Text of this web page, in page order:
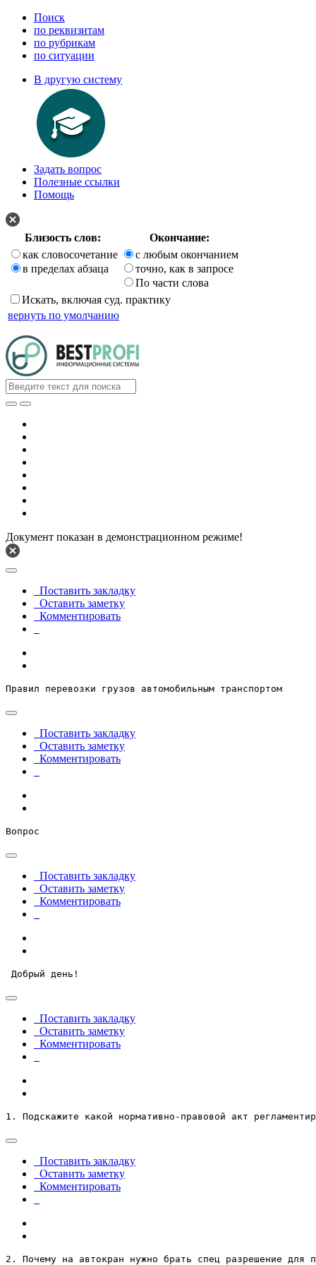
Поиск
по реквизитам
по рубрикам
по ситуации
В другую систему
Задать вопрос
Полезные ссылки
Помощь
Близость слов:
Окончание:
как словосочетание
в пределах абзаца
с любым окончанием
точно, как в запросе
По части слова
Искать, включая суд. практику
вернуть по умолчанию
Документ показан в демонстрационном режиме!
Поставить закладку
Оставить заметку
Комментировать
Правил перевозки грузов автомобильным транспортом
Поставить закладку
Оставить заметку
Комментировать
Вопрос
Поставить закладку
Оставить заметку
Комментировать
Добрый день!
Поставить закладку
Оставить заметку
Комментировать
1. Подскажите какой нормативно-правовой акт
Поставить закладку
Оставить заметку
Комментировать
2. Почему на автокран нужно брать спец разрешение для